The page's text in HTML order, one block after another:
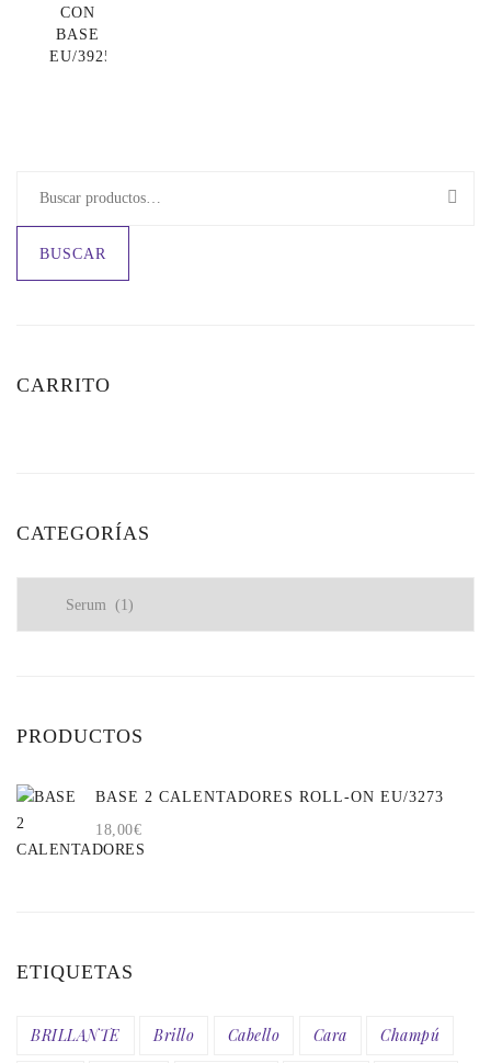
CON
BASE
EU/3925
BUSCAR
CARRITO
CATEGORÍAS
PRODUCTOS
BASE 2 CALENTADORES ROLL-ON EU/3273
18,00€
ETIQUETAS
BRILLANTE Brillo Cabello Cara Champú